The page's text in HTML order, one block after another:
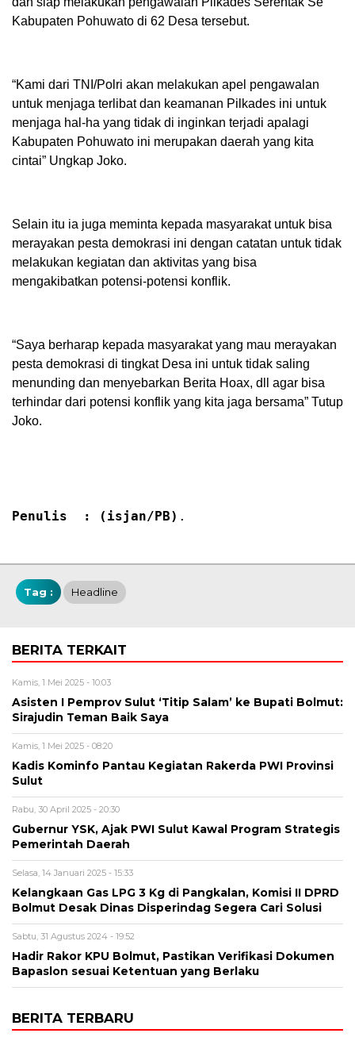
Kabupaten Pohuwato di 62 Desa tersebut.
“Kami dari TNI/Polri akan melakukan apel pengawalan
untuk menjaga terlibat dan keamanan Pilkades ini untuk
menjaga hal-ha yang tidak di inginkan terjadi apalagi
Kabupaten Pohuwato ini merupakan daerah yang kita
cintai” Ungkap Joko.
Selain itu ia juga meminta kepada masyarakat untuk bisa
merayakan pesta demokrasi ini dengan catatan untuk tidak
melakukan kegiatan dan aktivitas yang bisa
mengakibatkan potensi-potensi konflik.
“Saya berharap kepada masyarakat yang mau merayakan
pesta demokrasi di tingkat Desa ini untuk tidak saling
menunding dan menyebarkan Berita Hoax, dll agar bisa
terhindar dari potensi konflik yang kita jaga bersama” Tutup
Joko.
Penulis  : (isjan/PB) .
Tag : Headline
BERITA TERKAIT
Kamis, 1 Mei 2025 - 10:03
Asisten I Pemprov Sulut ‘Titip Salam’ ke Bupati Bolmut:
Sirajudin Teman Baik Saya
Kamis, 1 Mei 2025 - 08:20
Kadis Kominfo Pantau Kegiatan Rakerda PWI Provinsi
Sulut
Rabu, 30 April 2025 - 20:30
Gubernur YSK, Ajak PWI Sulut Kawal Program Strategis
Pemerintah Daerah
Selasa, 14 Januari 2025 - 15:33
Kelangkaan Gas LPG 3 Kg di Pangkalan, Komisi II DPRD
Bolmut Desak Dinas Disperindag Segera Cari Solusi
Sabtu, 31 Agustus 2024 - 19:52
Hadir Rakor KPU Bolmut, Pastikan Verifikasi Dokumen
Bapaslon sesuai Ketentuan yang Berlaku
BERITA TERBARU